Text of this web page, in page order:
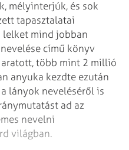
mély­interjúk, és sok
tapasztalatai
lelket mind jobban
című könyv
több mint 2 millió
anyuka kezdte ezután
lányok neveléséről is
ad az
nevelni
világban.